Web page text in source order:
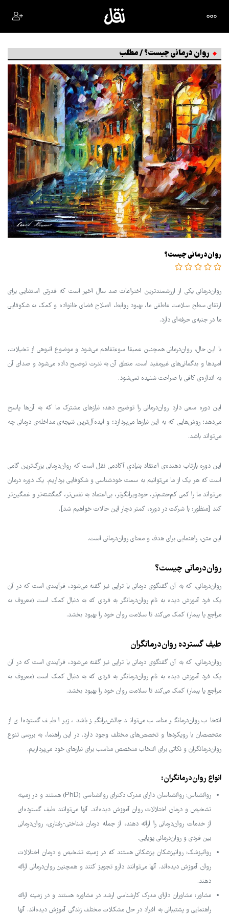
روان درمانی چیست؟ / مطلب
روان‌درمانی چیست؟
روان‌درمانی یکی از ارزشمندترین اختراعات صد سال اخیر است که قدرتی استثنایی برای
ارتقای سطح سلامت عاطفی ما، بهبود روابط، اصلاح فضای خانواده و کمک به شکوفایی
ما در جنبه‌ی حرفه‌ای دارد.
با این حال، روان‌درمانی همچنین عمیقا سوءتفاهم می‌شود و موضوع انبوهی از تخیلات،
امیدها و بدگمانی‌های غیرمفید است. منطق آن به ندرت توضیح داده می‌شود و صدای آن
به اندازه‌ی کافی با صراحت شنیده نمی‌شود.
این دوره سعی دارد روان‌درمانی را توضیح دهد: نیازهای مشترک ما که به آن‌ها پاسخ
می‌دهد؛ روش‌هایی که به این نیازها می‌پردازد؛ و ایده‌آل‌ترین نتیجه‌ی مداخله‌ی درمانی چه
می‌تواند باشد.
این دوره بازتاب دهنده‌ی اعتقاد بنیادیِ آکادمی نقل است که روان‌درمانی بزرگ‌ترین گامی
است که هر یک از ما می‌توانیم به سمت خودشناسی و شکوفایی برداریم. یک دوره درمان
می‌تواند ما را کمی کم‌خشم‌تر، خودویرانگرتر، بی‌اعتماد به نفس‌تر، گمگشته‌تر و غمگین‌تر
کند [منظور: با شرکت در دوره، کمتر دچار این حالات خواهیم شد].
این متن، راهنمایی برای هدف و معنای روان‌درمانی است.
روان‌درمانی چیست؟
روان‌درمانی، که به آن گفتگوی درمانی یا تراپی نیز گفته می‌شود، فرآیندی است که در آن
یک فرد آموزش دیده به نام روان‌درمانگر به فردی که به دنبال کمک است (معروف به
مراجع یا بیمار) کمک می‌کند تا سلامت روان خود را بهبود بخشد.
طیف گسترده‌ روان‌درمانگران
روان‌درمانی، که به آن گفتگوی درمانی یا تراپی نیز گفته می‌شود، فرآیندی است که در آن
یک فرد آموزش دیده به نام روان‌درمانگر به فردی که به دنبال کمک است (معروف به
مراجع یا بیمار) کمک می‌کند تا سلامت روان خود را بهبود بخشد.
انتخاب روان‌درمانگر مناسب می‌تواند چالش‌برانگیز باشد، زیرا طیف گسترده‌ای از
متخصصان با رویکردها و تخصص‌های مختلف وجود دارد. در این راهنما، به بررسی تنوع
روان‌درمانگران و نکاتی برای انتخاب متخصص مناسب برای نیازهای خود می‌پردازیم.
انواع روان‌درمانگران:
روانشناس: روانشناسان دارای مدرک دکترای روانشناسی (PhD) هستند و در زمینه
تشخیص و درمان اختلالات روان آموزش دیده‌اند. آنها می‌توانند طیف گسترده‌ای
از خدمات روان‌درمانی را ارائه دهند، از جمله درمان شناختی-رفتاری، روان‌درمانی
بین فردی و روان‌درمانی پویایی.
روانپزشک: روانپزشکان پزشکانی هستند که در زمینه تشخیص و درمان اختلالات
روان آموزش دیده‌اند. آنها می‌توانند دارو تجویز کنند و همچنین روان‌درمانی ارائه
دهند.
مشاور: مشاوران دارای مدرک کارشناسی ارشد در مشاوره هستند و در زمینه ارائه
راهنمایی و پشتیبانی به افراد در حل مشکلات مختلف زندگی آموزش دیده‌اند. آنها